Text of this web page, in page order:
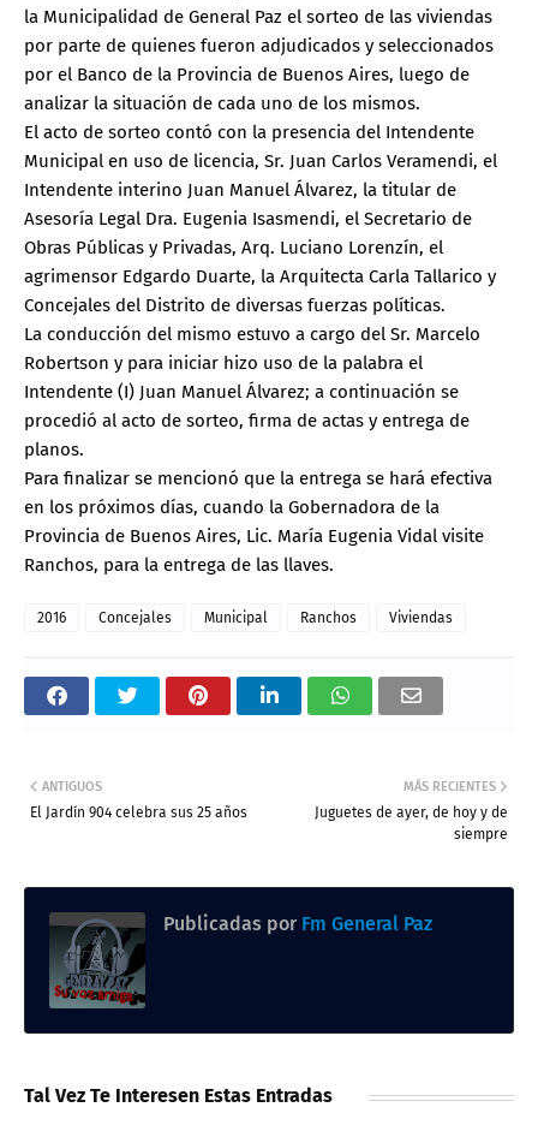
la Municipalidad de General Paz el sorteo de las viviendas
por parte de quienes fueron adjudicados y seleccionados
por el Banco de la Provincia de Buenos Aires, luego de
analizar la situación de cada uno de los mismos.
El acto de sorteo contó con la presencia del Intendente
Municipal en uso de licencia, Sr. Juan Carlos Veramendi, el
Intendente interino Juan Manuel Álvarez, la titular de
Asesoría Legal Dra. Eugenia Isasmendi, el Secretario de
Obras Públicas y Privadas, Arq. Luciano Lorenzín, el
agrimensor Edgardo Duarte, la Arquitecta Carla Tallarico y
Concejales del Distrito de diversas fuerzas políticas.
La conducción del mismo estuvo a cargo del Sr. Marcelo
Robertson y para iniciar hizo uso de la palabra el
Intendente (I) Juan Manuel Álvarez; a continuación se
procedió al acto de sorteo, firma de actas y entrega de
planos.
Para finalizar se mencionó que la entrega se hará efectiva
en los próximos días, cuando la Gobernadora de la
Provincia de Buenos Aires, Lic. María Eugenia Vidal visite
Ranchos, para la entrega de las llaves.
2016 Concejales Municipal Ranchos Viviendas
MÁS RECIENTES
Juguetes de ayer, de hoy y de
siempre
ANTIGUOS
El Jardín 904 celebra sus 25 años
Publicadas por Fm General Paz
Tal Vez Te Interesen Estas Entradas